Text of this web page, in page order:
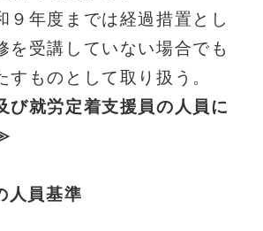
年度までは経過措置とし
を受講していない場合でも
すものとして取り扱う。
就労定着支援員の人員に
人員基準